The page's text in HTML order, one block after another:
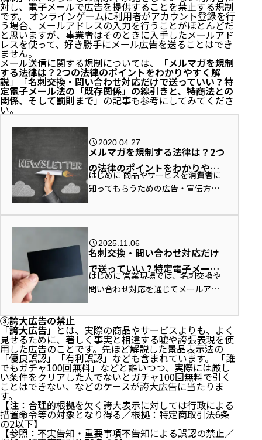
ビスの...
対し、電子メールで広告を提供することを禁止する規制
です。 オンラインゲームに利用者がアカウント登録を行
う場合、メールアドレスの入力を行うことがほとんどだ
と思いますが、事業者はそのときに入手したメールアド
レスを使って、好き勝手にメール広告を送ることはでき
ません。
メール送信に関する規制については、「メルマガを規制
する法律は？2つの法律のポイントをわかりやすく解
説」「名刺交換・問い合わせ対応だけで送っていい？特
定電子メール法の「既存関係」の線引きと、特商法との
関係、そして罰則まで」の記事も参考にしてみてくださ
い。
2020.04.27
メルマガを規制する法律は？2つ
の法律のポイントをわかりやす
く解説
はじめに 商品やサービスを消費者に
知ってもらうための広告・宣伝方法
ルマガ）を配信する方法がありま
の規制があることをご存知でしょう...
2025.11.06
名刺交換・問い合わせ対応だけ
で送っていい？特定電子メール
法の「既存関係」の線引きと、
で
はじめに 営業現場では、名刺交換や
問い合わせ対応を通じてメールアド
は、その関係性だけを根拠に、新商
品やイベントの広告・宣伝メール
（メルマガ／DM）を送ってよいので
しょ...
③誇大広告の禁止
「誇大広告」とは、実際の商品やサービスよりも、よく
見せるために、著しく事実と相違する嘘や誇張表現を使
用した広告のことです。先ほど解説した景品表示法の
「優良誤認」「有利誤認」なども含まれています。 「誰
でもガチャ100回無料」などと謳いつつ、実際には厳し
い条件をクリアした人でないとガチャ100回無料で引く
ことはできない、などのケースが誇大広告に当たりま
す。
【注：合理的根拠を欠く誇大表示に対しては行政による
措置命令等の対象となり得る／根拠：特定商取引法6条
の2以下】
【参照：不実告知・重要事項不告知による誤認の禁止／